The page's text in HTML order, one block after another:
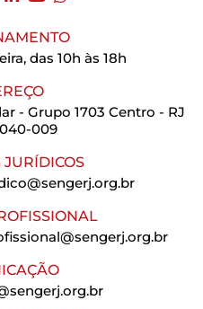
das 10h às 18h
- Grupo 1703 Centro - RJ
009
JURÍDICOS